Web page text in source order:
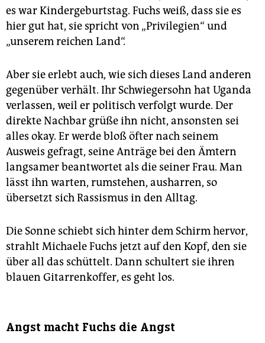
es war Kindergeburtstag. Fuchs weiß, dass sie es
hier gut hat, sie spricht von „Privilegien“ und
„unserem reichen Land“.
Aber sie erlebt auch, wie sich dieses Land anderen
gegenüber verhält. Ihr Schwiegersohn hat Uganda
verlassen, weil er politisch verfolgt wurde. Der
direkte Nachbar grüße ihn nicht, ansonsten sei
alles okay. Er werde bloß öfter nach seinem
Ausweis gefragt, seine Anträge bei den Ämtern
langsamer beantwortet als die seiner Frau. Man
lässt ihn warten, rumstehen, ausharren, so
übersetzt sich Rassismus in den Alltag.
Die Sonne schiebt sich hinter dem Schirm hervor,
strahlt Michaele Fuchs jetzt auf den Kopf, den sie
über all das schüttelt. Dann schultert sie ihren
blauen Gitarrenkoffer, es geht los.
Angst macht Fuchs die Angst